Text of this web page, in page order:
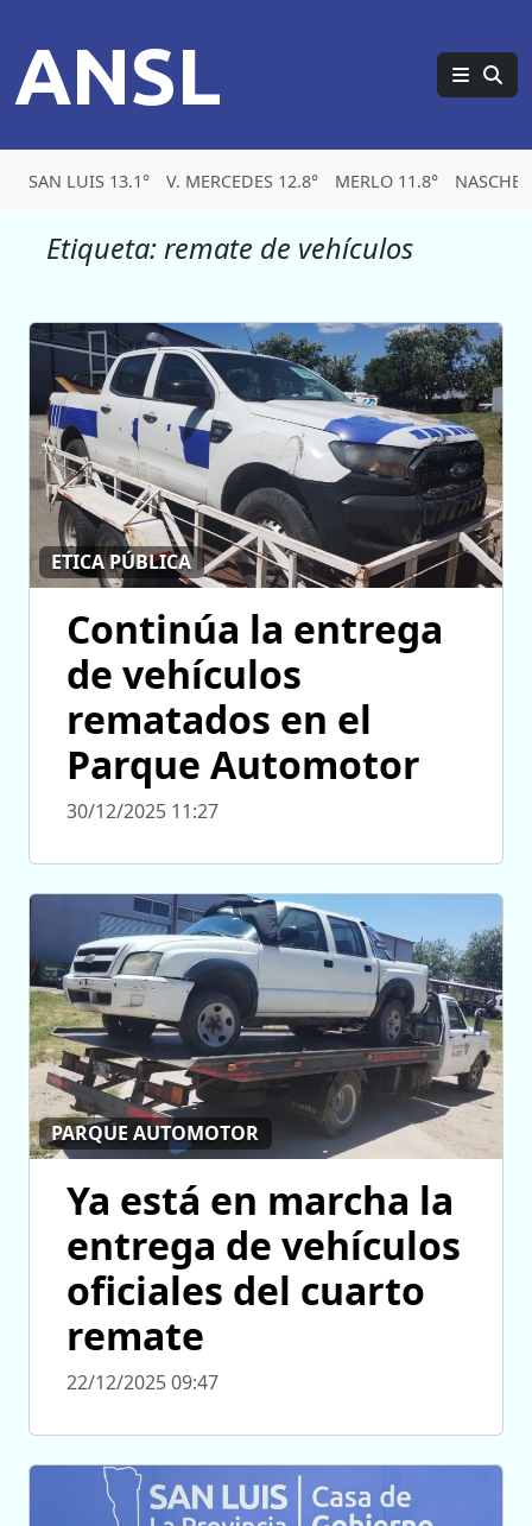
ANSL
SAN LUIS 13.1° V. MERCEDES 12.8° MERLO 11.8°
Etiqueta:remate de vehículos
ETICA PÚBLICA
Continúa la entrega
de vehículos
rematados en el
Parque Automotor
30/12/2025 11:27
PARQUE AUTOMOTOR
Ya está en marcha la
entrega de vehículos
oficiales del cuarto
remate
22/12/2025 09:47